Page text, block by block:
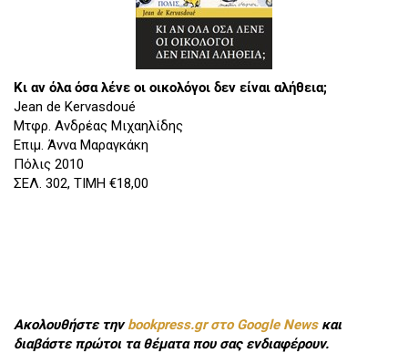
Κι αν όλα όσα λένε οι οικολόγοι δεν είναι αλήθεια;
Jean de Kervasdoué
Μτφρ. Ανδρέας Μιχαηλίδης
Επιμ. Άννα Μαραγκάκη
Πόλις 2010
ΣΕΛ. 302, ΤΙΜΗ €18,00
Ακολουθήστε τηνbookpress.gr στο Google Newsκαι
διαβάστε πρώτοι τα θέματα που σας ενδιαφέρουν.